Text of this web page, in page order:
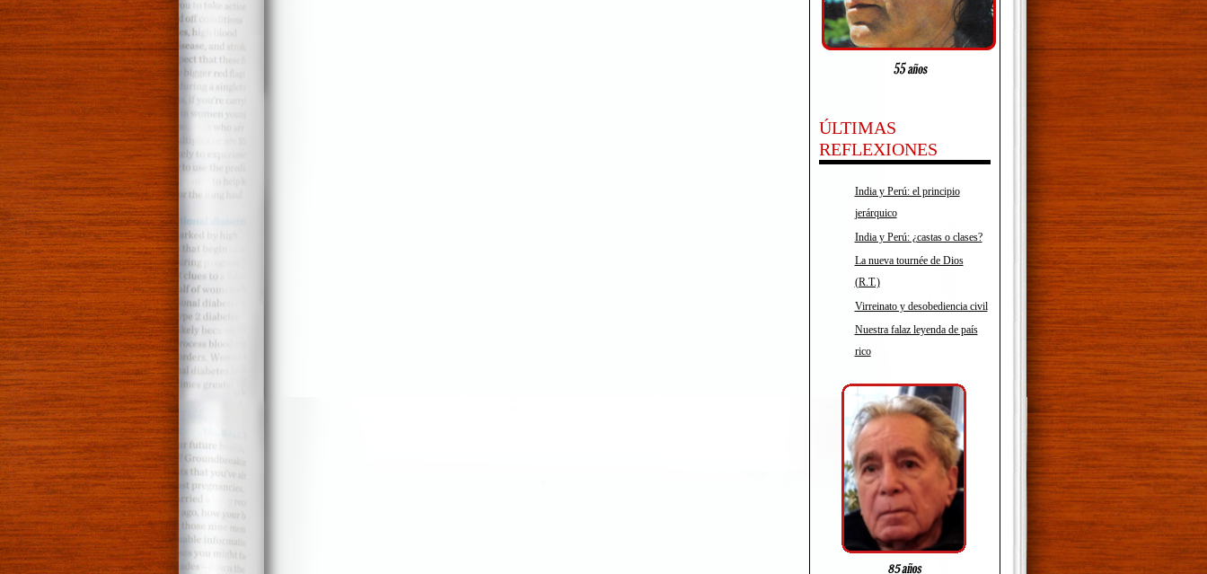
ÚLTIMAS
REFLEXIONES
India y Perú: el principio
jerárquico
India y Perú: ¿castas o clases?
La nueva tournée de Dios
(R.T.)
Virreinato y desobediencia civil
Nuestra falaz leyenda de país
rico